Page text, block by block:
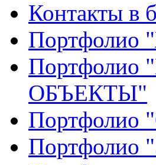
Контакты в
ОБЪЕКТЫ"